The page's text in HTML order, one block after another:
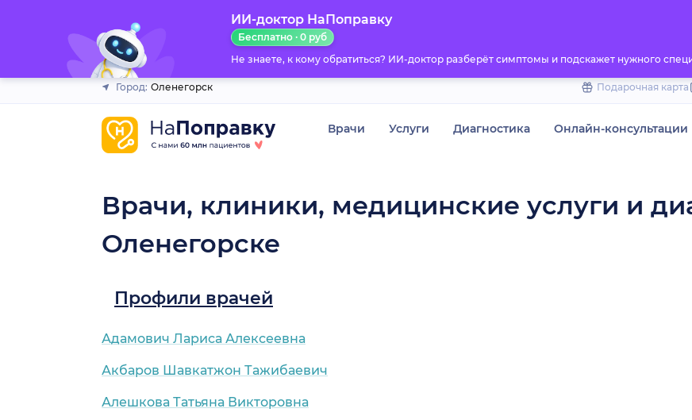
ИИ-доктор НаПоправку
Бесплатно · 0 руб
Не знаете, к кому обратиться? ИИ-доктор разберёт симптомы и подскажет нужного
Город: Оленегорск Подарочная карта
Врачи Услуги Диагностика Онлайн-консультации
Врачи, клиники, медицинские услуги и
Оленегорске
Профили врачей
Адамович Лариса Алексеевна
Акбаров Шавкатжон Тажибаевич
Алешкова Татьяна Викторовна